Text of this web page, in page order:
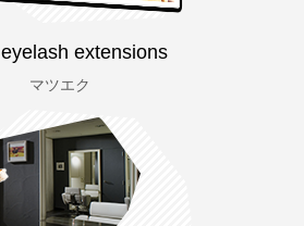
eyelash extensions
マツエク